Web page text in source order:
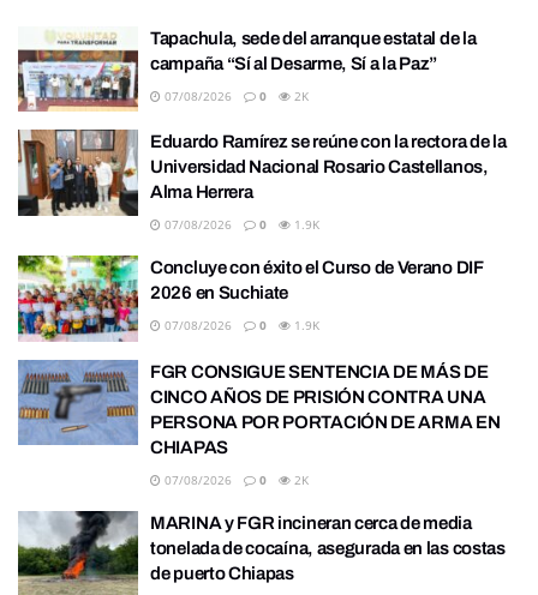
Tapachula, sede del arranque estatal de la
campaña “Sí al Desarme, Sí a la Paz”
07/08/2026 0 2K
Eduardo Ramírez se reúne con la rectora de la
Universidad Nacional Rosario Castellanos,
Alma Herrera
07/08/2026 0 1.9K
Concluye con éxito el Curso de Verano DIF
2026 en Suchiate
07/08/2026 0 1.9K
FGR CONSIGUE SENTENCIA DE MÁS DE
CINCO AÑOS DE PRISIÓN CONTRA UNA
PERSONA POR PORTACIÓN DE ARMA EN
CHIAPAS
07/08/2026 0 2K
MARINA y FGR incineran cerca de media
tonelada de cocaína, asegurada en las costas
de puerto Chiapas